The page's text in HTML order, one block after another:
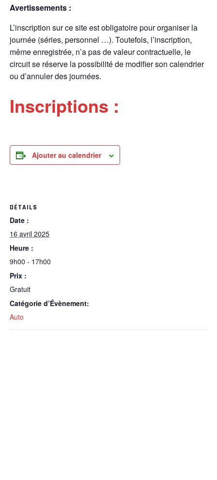
Avertissements :
L’inscription sur ce site est obligatoire pour organiser la
journée (séries, personnel …). Toutefois, l’inscription,
même enregistrée, n’a pas de valeur contractuelle, le
circuit se réserve la possibilité de modifier son calendrier
ou d’annuler des journées.
Inscriptions :
Ajouter au calendrier
DÉTAILS
Date :
16 avril 2025
Heure :
9h00 - 17h00
Prix :
Gratuit
Catégorie d’Évènement:
Auto